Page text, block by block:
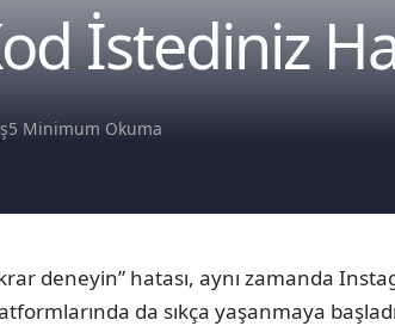
İstediniz
5 Minimum Okuma
deneyin” hatası, aynı zamanda
da sıkça yaşanmaya başladı.